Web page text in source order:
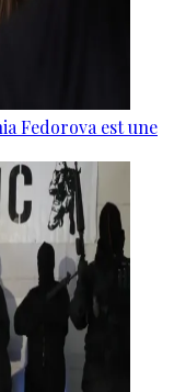
Fedorova est une